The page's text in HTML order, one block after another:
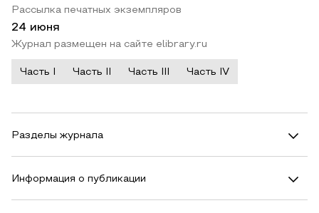
Рассылка печатных экземпляров
24 июня
Журнал размещен на сайте elibrary.ru
Часть I Часть II Часть III Часть IV
Разделы журнала
Информация о публикации